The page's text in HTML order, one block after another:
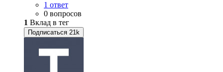
1 ответ
0 вопросов
1 Вклад в тег
Подписаться 21k